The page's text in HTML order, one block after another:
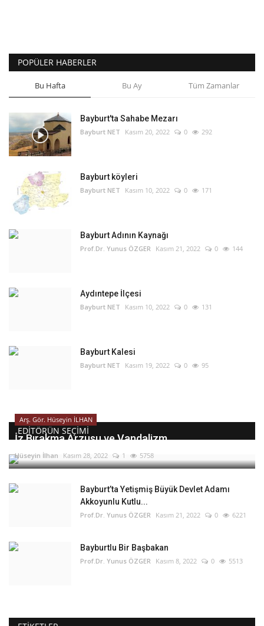
POPÜLER HABERLER
Bu Hafta Bu Ay Tüm Zamanlar
Bayburt'ta Sahabe Mezarı
Bayburt NET Kasım 20, 2022 0 292
Bayburt köyleri
Bayburt NET Kasım 10, 2022 0 171
Bayburt Adının Kaynağı
Prof.Dr. Yunus ÖZGER Kasım 21, 2022 0 144
Aydıntepe İlçesi
Bayburt NET Kasım 10, 2022 0 131
Bayburt Kalesi
Bayburt NET Kasım 19, 2022 0 95
EDITÖRÜN SEÇIMI
Arş. Gör. Hüseyin İLHAN
İz Bırakma Arzusu ve Vandalizm
Hüseyin İlhan Kasım 28, 2022 1 5758
Bayburt’ta Yetişmiş Büyük Devlet Adamı
Akkoyunlu Kutlu...
Prof.Dr. Yunus ÖZGER Kasım 21, 2022 0 6221
Bayburtlu Bir Başbakan
Prof.Dr. Yunus ÖZGER Kasım 8, 2022 0 5513